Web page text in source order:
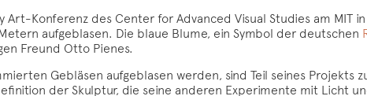
Konferenz des Center for Advanced Visual Studies am MIT
aufgeblasen. Die blaue Blume, ein Symbol der deutschen
Freund Otto Pienes.
Gebläsen aufgeblasen werden, sind Teil seines Projekts
der Skulptur, die seine anderen Experimente mit Licht